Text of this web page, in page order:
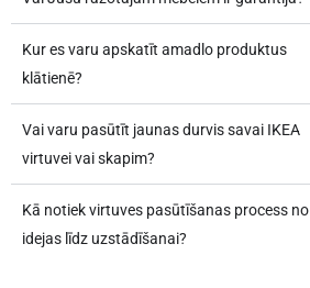
Kur es varu apskatīt amadlo produktus
klātienē?
Vai varu pasūtīt jaunas durvis savai IKEA
virtuvei vai skapim?
Kā notiek virtuves pasūtīšanas process no
idejas līdz uzstādīšanai?